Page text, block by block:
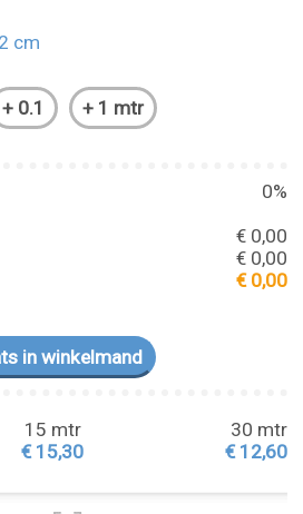
cm
0%
€ 0,00
€ 0,00
€ 0,00
15 mtr
€ 15,30
30 mtr
€ 12,60